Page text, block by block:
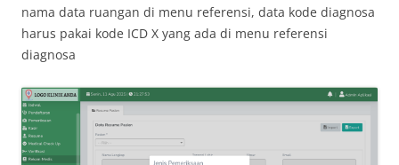
nama data ruangan di menu referensi, data kode diagnosa
harus pakai kode ICD X yang ada di menu referensi
diagnosa